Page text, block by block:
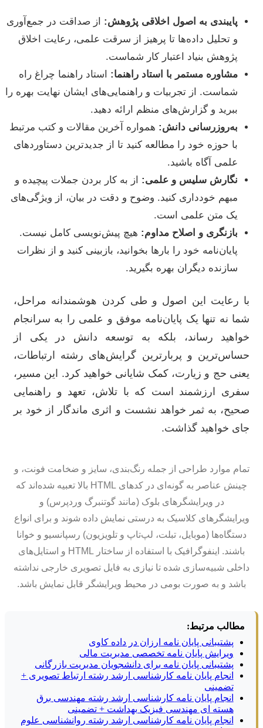
پایبندی به اصول اخلاقی پژوهش: از صداقت در جمع‌آوری
و تحلیل داده‌ها تا پرهیز از سرقت علمی، رعایت اخلاق
پژوهش بنیاد اعتبار کار شماست.
مشاوره مستمر با استاد راهنما: استاد راهنما چراغ راه
شماست. از تجربیات و راهنمایی‌های ایشان نهایت بهره را
ببرید و گزارش‌های منظم ارائه دهید.
به‌روزرسانی دانش: همواره آخرین مقالات و کتب مرتبط
با حوزه خود را مطالعه کنید تا از جدیدترین دستاوردهای
علمی آگاه باشید.
نگارش سلیس و علمی: از به کار بردن جملات پیچیده و
مبهم خودداری کنید. وضوح و دقت در بیان، از ویژگی‌های
یک متن علمی است.
بازنگری و اصلاح مداوم: هیچ پیش‌نویسی کامل نیست.
پایان‌نامه خود را بارها بخوانید، بازبینی کنید و از نظرات
سازنده دیگران بهره بگیرید.
با رعایت این اصول و طی کردن هوشمندانه مراحل،
شما نه تنها یک پایان‌نامه موفق و علمی را به سرانجام
خواهید رساند، بلکه به توسعه دانش در یکی از
حساس‌ترین و پربارترین گرایش‌های رشته ارتباطات،
یعنی حج و زیارت، کمک شایانی خواهید کرد. این مسیر،
سفری ارزشمند است که با تلاش، تعهد و راهنمایی
صحیح، به ثمر خواهد نشست و اثری ماندگار از خود بر
جای خواهید گذاشت.
تمام موارد طراحی از جمله رنگ‌بندی، سایز و ضخامت فونت، و
چینش عناصر به گونه‌ای در کدهای HTML بالا تعبیه شده‌اند که
در ویرایشگرهای بلوک (مانند گوتنبرگ وردپرس) و
ویرایشگرهای کلاسیک به درستی نمایش داده شوند و برای انواع
دستگاه‌ها (موبایل، تبلت، لپ‌تاپ و تلویزیون) رسپانسیو و خوانا
باشند. اینفوگرافیک با استفاده از ساختار HTML و استایل‌های
داخلی شبیه‌سازی شده تا نیازی به فایل تصویری خارجی نداشته
باشد و به صورت بومی در محیط ویرایشگر قابل نمایش باشد.
مطالب مرتبط:
پشتیبانی پایان نامه ارزان در داده کاوی
ویرایش پایان نامه تخصصی مدیریت مالی
پشتیبانی پایان نامه برای دانشجویان مدیریت بازرگانی
انجام پایان نامه کارشناسی ارشد رشته ارتباط تصویری +
تضمینی
انجام پایان نامه کارشناسی ارشد رشته مهندسی برق
هسته ای مهندسی فیزیک بهداشت + تضمینی
انجام پایان نامه کارشناسی ارشد رشته روانشناسی علوم